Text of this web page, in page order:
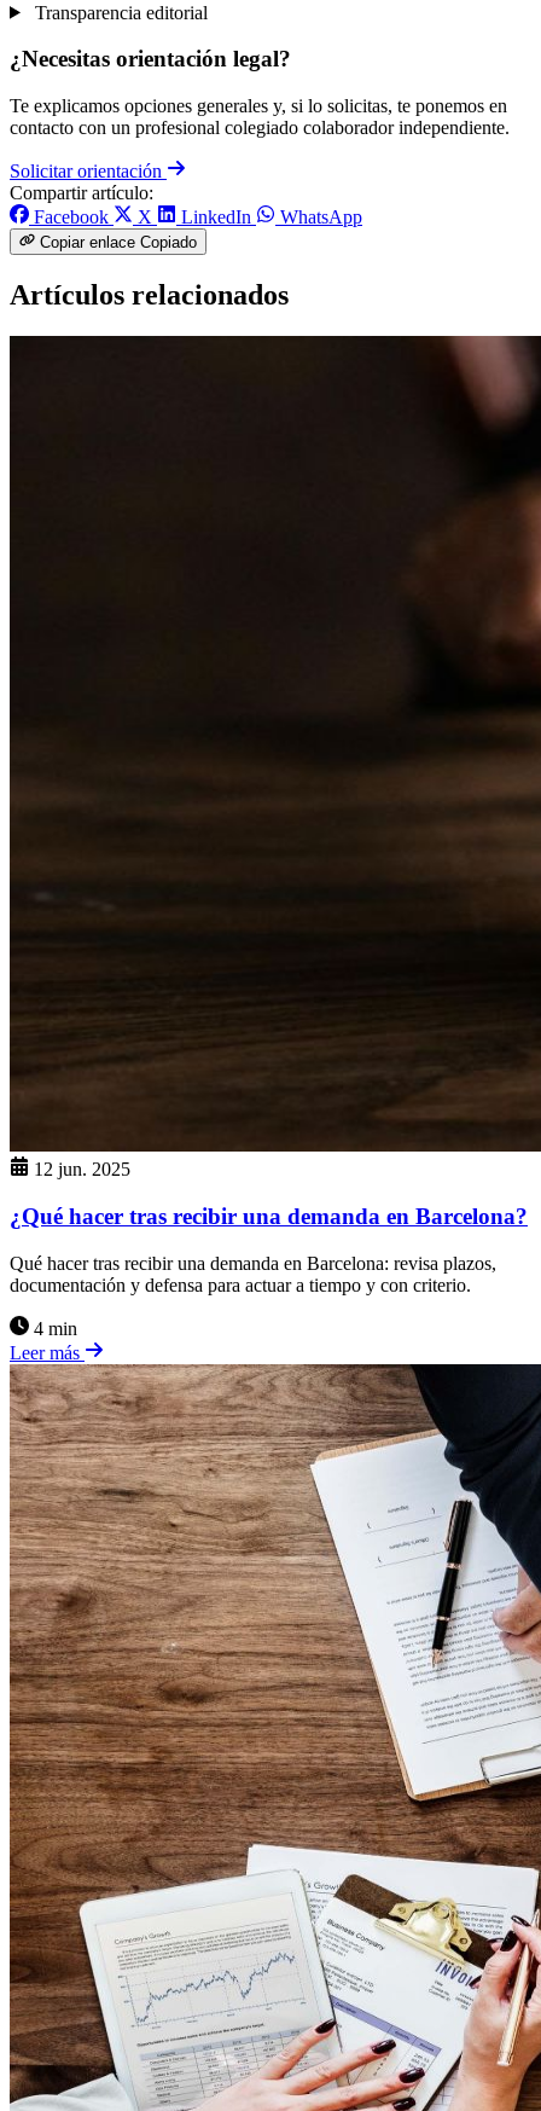
Transparencia editorial
¿Necesitas orientación legal?
Te explicamos opciones generales y, si lo solicitas, te ponemos en
contacto con un profesional colegiado colaborador independiente.
Solicitar orientación
Compartir artículo:
Facebook
X LinkedIn WhatsApp
Copiar enlace Copiado
Artículos relacionados
12 jun. 2025
¿Qué hacer tras recibir una demanda en Barcelona?
Qué hacer tras recibir una demanda en Barcelona: revisa plazos,
documentación y defensa para actuar a tiempo y con criterio.
4 min
Leer más